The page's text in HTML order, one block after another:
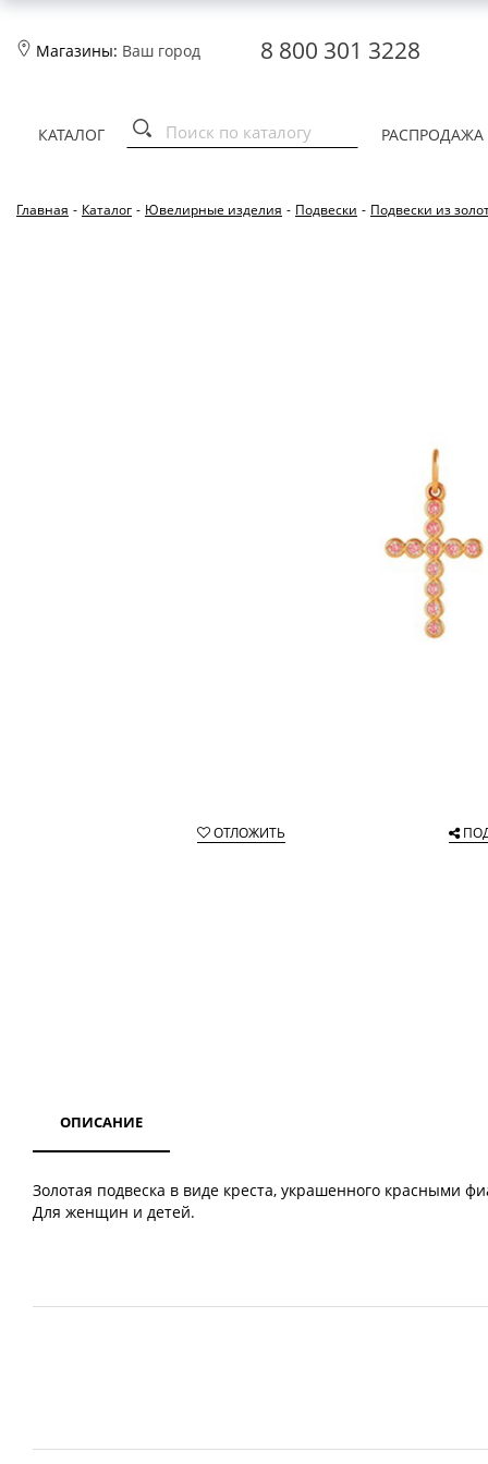
Магазины: Ваш город 8 800 301 3228
КАТАЛОГ РАСПРОДАЖА
Главная - Каталог - Ювелирные изделия - Подвески - Подвески из
ОТЛОЖИТЬ
ОПИСАНИЕ
Золотая подвеска в виде креста, украшенного красными
Для женщин и детей.